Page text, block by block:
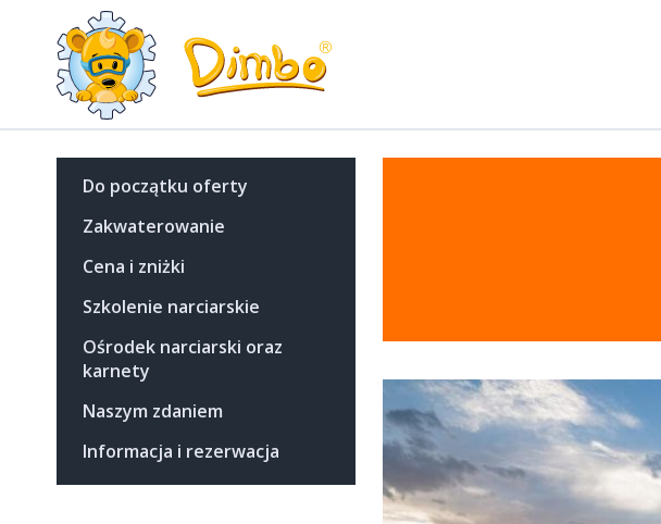
Do początku oferty
Zakwaterowanie
Cena i zniżki
Szkolenie narciarskie
Ośrodek narciarski oraz
karnety
Naszym zdaniem
Informacja i rezerwacja